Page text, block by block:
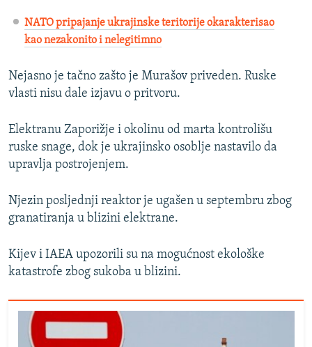
NATO pripajanje ukrajinske teritorije okarakterisao
kao nezakonito i nelegitimno
Nejasno je tačno zašto je Murašov priveden. Ruske
vlasti nisu dale izjavu o pritvoru.
Elektranu Zaporižje i okolinu od marta kontrolišu
ruske snage, dok je ukrajinsko osoblje nastavilo da
upravlja postrojenjem.
Njezin posljednji reaktor je ugašen u septembru zbog
granatiranja u blizini elektrane.
Kijev i IAEA upozorili su na mogućnost ekološke
katastrofe zbog sukoba u blizini.